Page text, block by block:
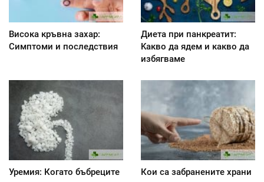
Висока кръвна захар:
Симптоми и последствия
Диета при панкреатит:
Kакво да ядем и какво да
избягваме
Уремия: Когато бъбреците
Кои са забранените храни